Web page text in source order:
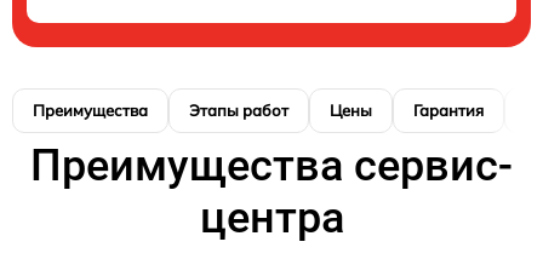
Преимущества Этапы работ Цены Гарантия
Преимущества сервис-
центра